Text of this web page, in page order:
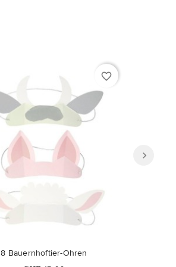
favorite_border
8 Bauernhoftier-Ohren